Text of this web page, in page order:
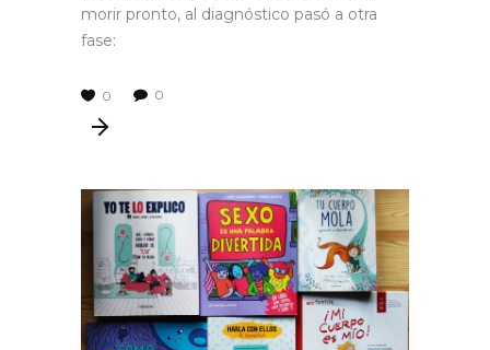
morir pronto, al diagnóstico pasó a otra
fase:
0 0